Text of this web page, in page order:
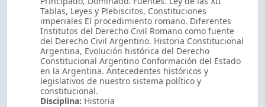
Tablas, Leyes y Plebiscitos, Constituciones
imperiales El procedimiento romano. Diferentes
Institutos del Derecho Civil Romano como fuente
del Derecho Civil Argentino. Historia Constitucional
Argentina, Evolución histórica del Derecho
Constitucional Argentino Conformación del Estado
en la Argentina. Antecedentes históricos y
legislativos de nuestro sistema político y
constitucional.
Disciplina: Historia